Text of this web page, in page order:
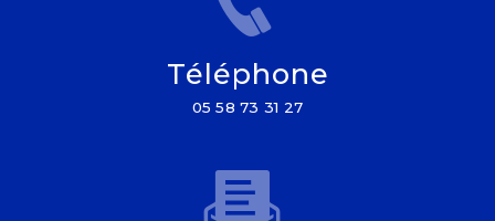
Téléphone
05 58 73 31 27